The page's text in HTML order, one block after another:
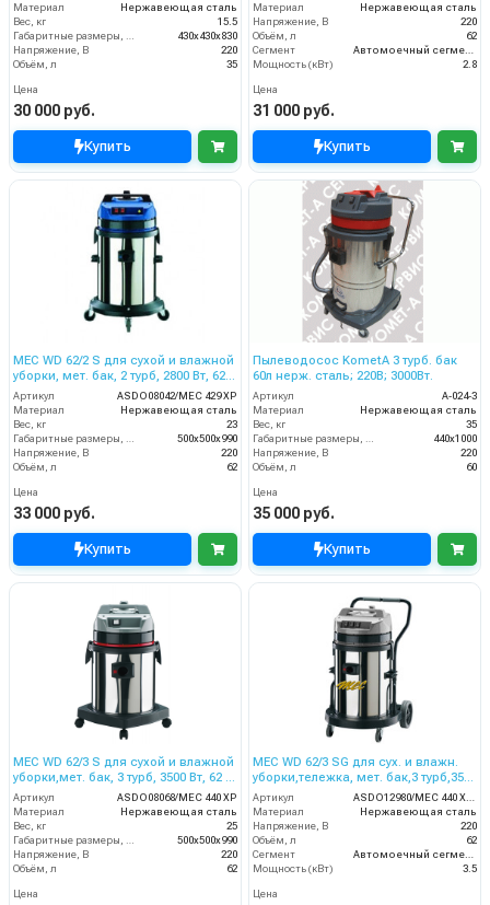
Материал
Нержавеющая сталь
Вес, кг
15.5
430х430х830
Напряжение, В
220
Объём, л
35
Цена
30 000 руб.
Купить
Материал
Нержавеющая сталь
Напряжение, В
220
Объём, л
62
Сегмент
Мощность (кВт)
2.8
Цена
31 000 руб.
Купить
MEC WD 62/2 S для сухой и влажной
уборки, мет. бак, 2 турб, 2800 Вт, 62
л.полн. компл.
Артикул
ASDO08042/MEC 429 XP
Материал
Нержавеющая сталь
Вес, кг
23
500х500х990
Напряжение, В
220
Объём, л
62
Цена
33 000 руб.
Купить
Пылеводосос KometA 3 турб. бак
60л нерж. сталь; 220В; 3000Вт.
Артикул
A-024-3
Материал
Нержавеющая сталь
Вес, кг
35
440x1000
Напряжение, В
220
Объём, л
60
Цена
35 000 руб.
Купить
MEC WD 62/3 S для сухой и влажной
уборки,мет. бак, 3 турб, 3500 Вт, 62 л.
гараж. компл.
Артикул
ASDO08068/MEC 440 XP
Материал
Нержавеющая сталь
Вес, кг
25
Габаритные размеры, мм
500х500х990
Напряжение, В
220
Объём, л
62
Цена
MEC WD 62/3 SG для сух. и влажн.
уборки,тележка, мет. бак,3 турб,3500
Вт,62 л. гараж. компл.
Артикул
ASDO12980/MEC 440 XP GA
Материал
Нержавеющая сталь
Напряжение, В
220
Объём, л
62
Сегмент
Автомоечный сегмент
Мощность (кВт)
3.5
Цена